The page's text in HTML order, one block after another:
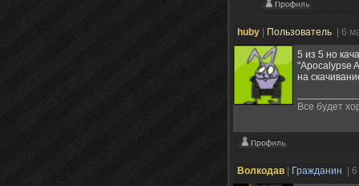
huby Пользователь
| 6
5 из 5 но
"Apocalypse
на
Все будет
Волкодав Гражданин
|